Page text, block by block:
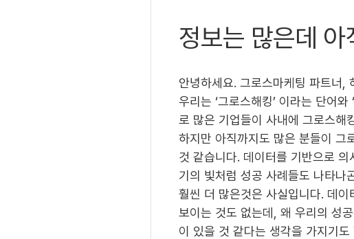
정보는 많은데
안녕하세요. 그로스마케팅 파트너,
우리는 ‘그로스해킹’ 이라는 단어
로 많은 기업들이 사내에 그로스해
하지만 아직까지도 많은 분들이 그
것 같습니다. 데이터를 기반으로
기의 빛처럼 성공 사례들도 나타나
훨씬 더 많은것은 사실입니다. 데
보이는 것도 없는데, 왜 우리의 성
이 있을 것 같다는 생각을 가지기